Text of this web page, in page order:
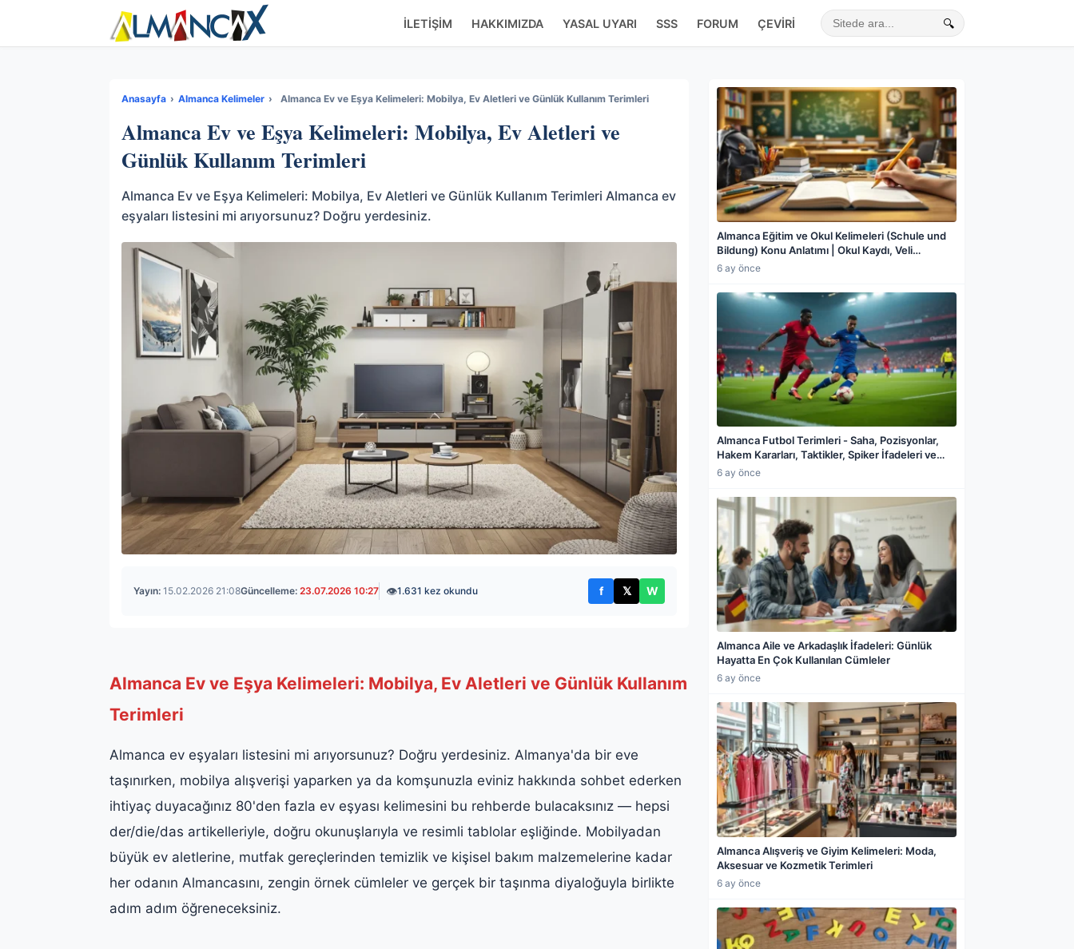
İLETIŞIM HAKKIMIZDA YASAL UYARI SSS FORUM ÇEVIRI
Sitede ara
🔍
Anasayfa › Almanca Kelimeler › Almanca Ev ve Eşya Kelimeleri: Mobilya, Ev Aletleri ve Günlük Kullanım Terimleri
Almanca Ev ve Eşya Kelimeleri: Mobilya, Ev Aletleri ve
Günlük Kullanım Terimleri
Almanca Ev ve Eşya Kelimeleri: Mobilya, Ev Aletleri ve Günlük Kullanım Terimleri Almanca ev
eşyaları listesini mi arıyorsunuz? Doğru yerdesiniz.
Yayın: 15.02.2026 21:08Güncelleme: 23.07.2026 10:27 👁1.631 kez okundu
Facebook'ta paylaş
f
X'te paylaş
𝕏
WhatsApp'ta paylaş
W
Almanca Ev ve Eşya Kelimeleri: Mobilya, Ev Aletleri ve Günlük Kullanım
Terimleri
Almanca ev eşyaları listesini mi arıyorsunuz? Doğru yerdesiniz. Almanya'da bir eve
taşınırken, mobilya alışverişi yaparken ya da komşunuzla eviniz hakkında sohbet ederken
ihtiyaç duyacağınız 80'den fazla ev eşyası kelimesini bu rehberde bulacaksınız — hepsi
der/die/das artikelleriyle, doğru okunuşlarıyla ve resimli tablolar eşliğinde. Mobilyadan
büyük ev aletlerine, mutfak gereçlerinden temizlik ve kişisel bakım malzemelerine kadar
her odanın Almancasını, zengin örnek cümleler ve gerçek bir taşınma diyaloğuyla birlikte
adım adım öğreneceksiniz.
Almanca Eğitim ve Okul Kelimeleri (Schule und
Bildung) Konu Anlatımı | Okul Kaydı, Veli
Toplantısı, Sınıf, Öğretmen, Not Sistemi,
6 ay önce
Almanca Futbol Terimleri - Saha, Pozisyonlar,
Hakem Kararları, Taktikler, Spiker İfadeleri ve
Taraftar Tezahüratları
6 ay önce
Almanca Aile ve Arkadaşlık İfadeleri: Günlük
Hayatta En Çok Kullanılan Cümleler
6 ay önce
Almanca Alışveriş ve Giyim Kelimeleri: Moda,
Aksesuar ve Kozmetik Terimleri
6 ay önce